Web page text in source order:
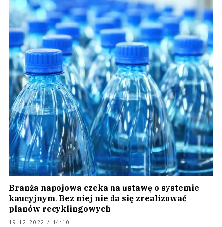
Branża napojowa czeka na ustawę o systemie
kaucyjnym. Bez niej nie da się zrealizować
planów recyklingowych
19.12.2022 / 14:10